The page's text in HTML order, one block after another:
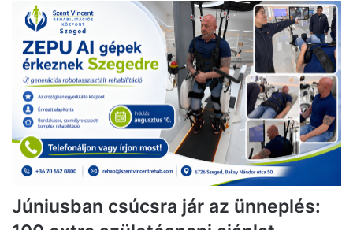
Júniusban csúcsra jár az ünneplés: